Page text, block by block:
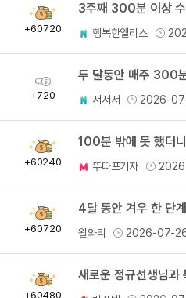
획
득
+60720
3주째 300분 이상
행복한앨리스
획
득
+720
두 달동안 매주 300
서서서 2026-
획
득
+60240
100분 밖에 못 했더
뚜따포기자
획
득
+60720
4달 동안 겨우 한 단
왈와리 2026-07-
획
득
+60480
새로운 정규선생님